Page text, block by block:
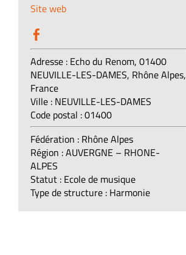
Site web
Adresse : Echo du Renom, 01400
NEUVILLE-LES-DAMES, Rhône Alpes,
France
Ville : NEUVILLE-LES-DAMES
Code postal :01400
Fédération : Rhône Alpes
Région :AUVERGNE – RHONE-
ALPES
Statut : Ecole de musique
Type de structure : Harmonie